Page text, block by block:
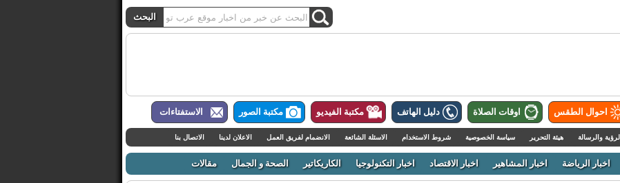
احوال الطقس اوقات الصلاة دليل الهاتف مكتبة الفيديو مكتبة الصور الاستفتاءات
الرؤية والرسالة هيئة التحرير سياسة الخصوصية شروط الاستخدام الاسئلة الشائعة الانضمام لفريق العمل الاعلان لدينا الاتصال بنا
اخبار الرياضة اخبار المشاهير اخبار الاقتصاد اخبار التكنولوجيا الكاريكاتير الصحة و الجمال مقالات